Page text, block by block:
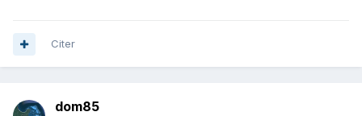
Citer
dom85